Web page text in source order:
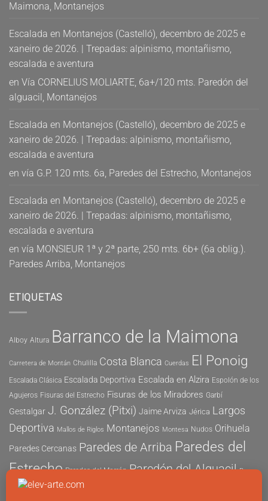
Maimona, Montanejos
Escalada en Montanejos (Castelló), decembro de 2025 e
xaneiro de 2026. | Trepadas: alpinismo, montañismo,
escalada e aventura
en Vía CORNELIUS MOLIARTE, 6a+/120 mts. Paredón del
alguacil, Montanejos
Escalada en Montanejos (Castelló), decembro de 2025 e
xaneiro de 2026. | Trepadas: alpinismo, montañismo,
escalada e aventura
en vía G.P. 120 mts. 6a, Paredes del Estrecho, Montanejos
Escalada en Montanejos (Castelló), decembro de 2025 e
xaneiro de 2026. | Trepadas: alpinismo, montañismo,
escalada e aventura
en vía MONSIEUR 1ª y 2ª parte, 250 mts. 6b+ (6a oblig.).
Paredes Arriba, Montanejos
ETIQUETAS
Alboy Altura Barranco de la Maimona
Carretera de Montán Chulilla Costa Blanca Cuerdas El Ponoig
Escalada Clásica Escalada Deportiva Escalada en Alzira Espolón de los
Agujeros Fisuras del Estrecho Fisuras de los Miradores Garbí
Gestalgar J. González (Pitxi) Jaime Arviza Jérica Largos
Deportiva Mallos de Riglos Montanejos Montesa Nudos Orihuela
Paredes Cercanas Paredes de Arriba Paredes del
Estrecho Paredes del Morrón Paredón del Alguacil Pau
Vicent Peña María Peñón de Ifach